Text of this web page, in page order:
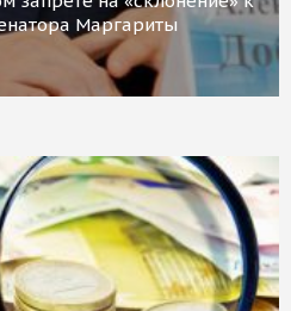
Маргариты